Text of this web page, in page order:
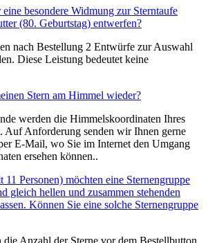
besondere Widmung zur Sterntaufe
(80. Geburtstag) entwerfen?
nach Bestellung 2 Entwürfe zur Auswahl
Diese Leistung bedeutet keine
Stern am Himmel wieder?
werden die Himmelskoordinaten Ihres
Auf Anforderung senden wir Ihnen gerne
E-Mail, wo Sie im Internet den Umgang
ersehen können..
Personen) möchten eine Sternengruppe
gleich hellen und zusammen stehenden
Können Sie eine solche Sternengruppe
die Anzahl der Sterne vor dem Bestellbutton